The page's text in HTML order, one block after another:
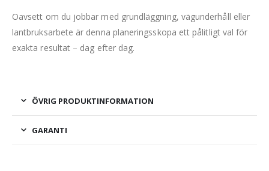
Oavsett om du jobbar med grundläggning, vägunderhåll eller
lantbruksarbete är denna planeringsskopa ett pålitligt val för
exakta resultat – dag efter dag.
ÖVRIG PRODUKTINFORMATION
GARANTI